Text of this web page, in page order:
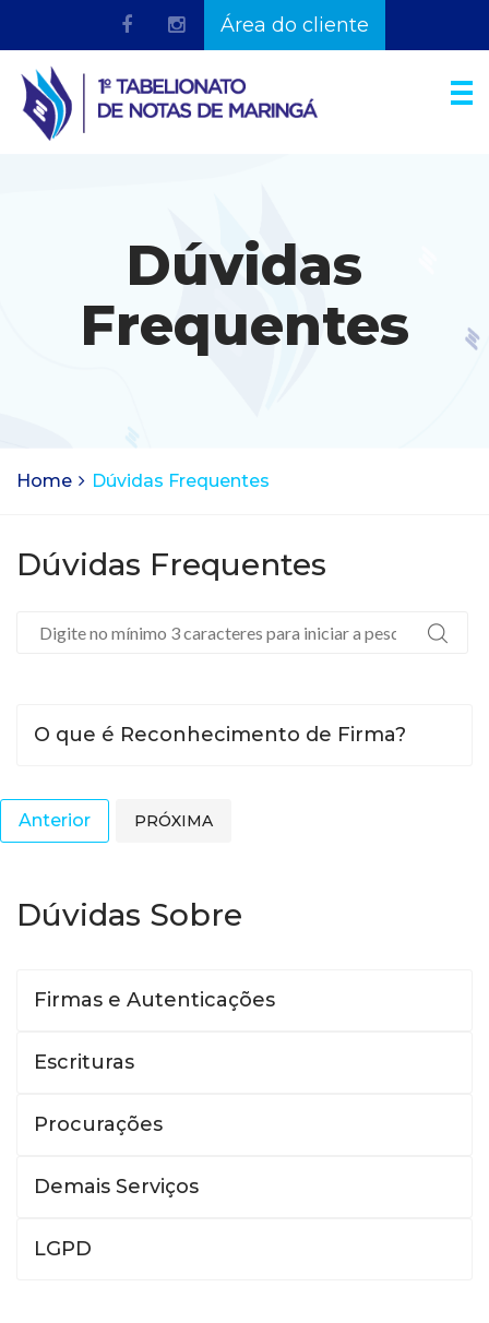
Área do cliente
Dúvidas
Frequentes
Home Dúvidas Frequentes
Dúvidas Frequentes
O que é Reconhecimento de Firma?
Anterior PRÓXIMA
Dúvidas Sobre
Firmas e Autenticações
Escrituras
Procurações
Demais Serviços
LGPD